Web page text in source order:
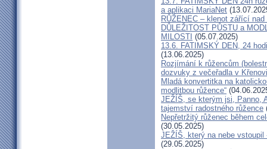
a aplikaci MariaNet
RŮŽENEC – klenot zářící
DŮLEŽITOST PŮSTU a
MILOSTI (05.07.2025)
13.6. FATIMSKÝ DEN, 24
(13.06.2025)
Rozjímání k růžencům
dozvuky z večeřadla v
Mladá konvertitka na
modlitbou růžence“
JEŽÍŠ, se kterým jsi, Panno,
tajemství radostného růžence
Nepřetržitý růženec během
(30.05.2025)
JEŽÍŠ, který na nebe
(29.05.2025)